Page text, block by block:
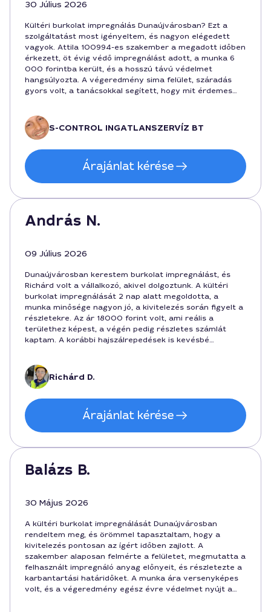
30 Július 2026
Kültéri burkolat impregnálás Dunaújvárosban? Ezt a
szolgáltatást most igényeltem, és nagyon elégedett
vagyok. Attila 100994-es szakember a megadott időben
érkezett, öt évig védő impregnálást adott, a munka 6
000 forintba került, és a hosszú távú védelmet
hangsúlyozta. A végeredmény sima felület, száradás
gyors volt, a tanácsokkal segített, hogy mit érdemes
S-CONTROL INGATLANSZERVÍZ BT
Árajánlat kérése
András N.
09 Július 2026
Dunaújvárosban kerestem burkolat impregnálást, és
Richárd volt a vállalkozó, akivel dolgoztunk. A kültéri
burkolat impregnálását 2 nap alatt megoldotta, a
munka minősége nagyon jó, a kivitelezés során figyelt a
részletekre. Az ár 18000 forint volt, ami reális a
területhez képest, a végén pedig részletes számlát
kaptam. A korábbi hajszálrepedések is kevésbé
Richárd D.
Árajánlat kérése
Balázs B.
30 Május 2026
A kültéri burkolat impregnálását Dunaújvárosban
rendeltem meg, és örömmel tapasztaltam, hogy a
kivitelezés pontosan az ígért időben zajlott. A
szakember alaposan felmérte a felületet, megmutatta a
felhasznált impregnáló anyag előnyeit, és részletezte a
karbantartási határidőket. A munka ára versenyképes
volt, és a végeredmény egész évre védelmet nyújt a